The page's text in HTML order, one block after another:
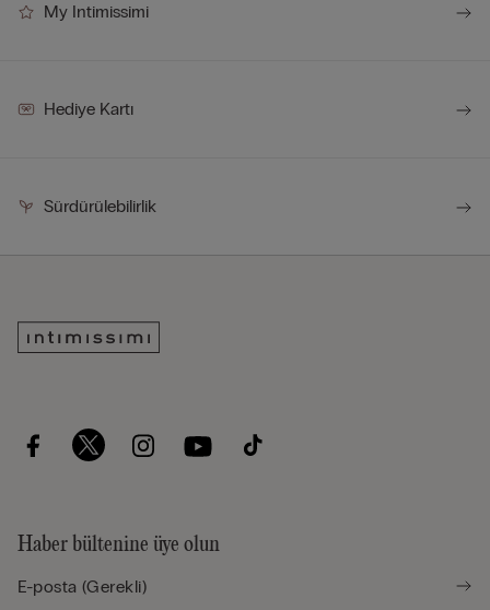
My Intimissimi
Hediye Kartı
Sürdürülebilirlik
Haber bültenine üye olun